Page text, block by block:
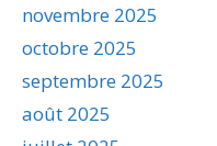
novembre 2025
octobre 2025
septembre 2025
août 2025